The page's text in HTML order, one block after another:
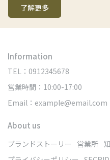
了解更多
Information
TEL：0912345678
営業時間：10:00-17:00
Email：example@email.com
About us
ブランドストーリー 営業所